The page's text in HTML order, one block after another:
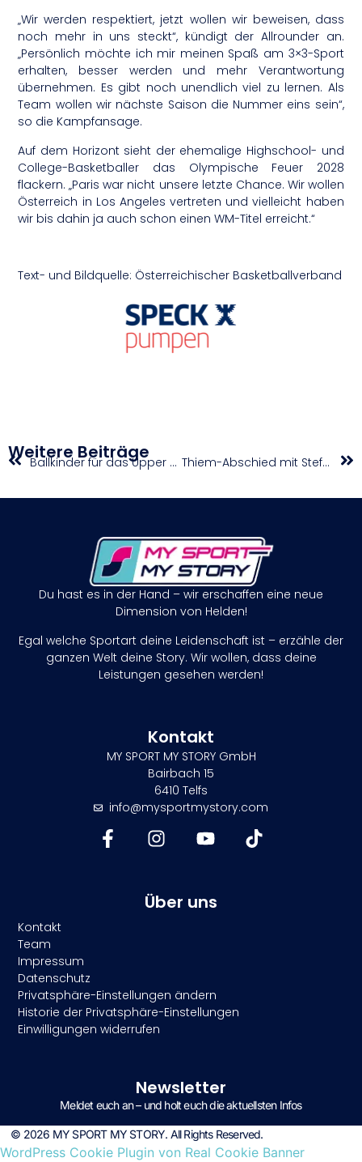
„Wir werden respektiert, jetzt wollen wir beweisen, dass
noch mehr in uns steckt“, kündigt der Allrounder an.
„Persönlich möchte ich mir meinen Spaß am 3×3-Sport
erhalten, besser werden und mehr Verantwortung
übernehmen. Es gibt noch unendlich viel zu lernen. Als
Team wollen wir nächste Saison die Nummer eins sein“,
so die Kampfansage.
Auf dem Horizont sieht der ehemalige Highschool- und
College-Basketballer das Olympische Feuer 2028
flackern. „Paris war nicht unsere letzte Chance. Wir wollen
Österreich in Los Angeles vertreten und vielleicht haben
wir bis dahin ja auch schon einen WM-Titel erreicht.“
Text- und Bildquelle: Österreichischer Basketballverband
Weitere Beiträge Ballkinder für das Upper Austria Ladies Linz 2024 gesucht Thiem-Abschied mit Stefan Edberg Sportsmanship Award?
Du hast es in der Hand – wir erschaffen eine neue
Dimension von Helden!
Egal welche Sportart deine Leidenschaft ist – erzähle der
ganzen Welt deine Story. Wir wollen, dass deine
Leistungen gesehen werden!
Kontakt
MY SPORT MY STORY GmbH
Bairbach 15
6410 Telfs
info@mysportmystory.com
Über uns
Kontakt
Team
Impressum
Datenschutz
Privatsphäre-Einstellungen ändern
Historie der Privatsphäre-Einstellungen
Einwilligungen widerrufen
Newsletter
Meldet euch an – und holt euch die aktuellsten Infos
© 2026 MY SPORT MY STORY. All Rights Reserved.
WordPress Cookie Plugin von Real Cookie Banner